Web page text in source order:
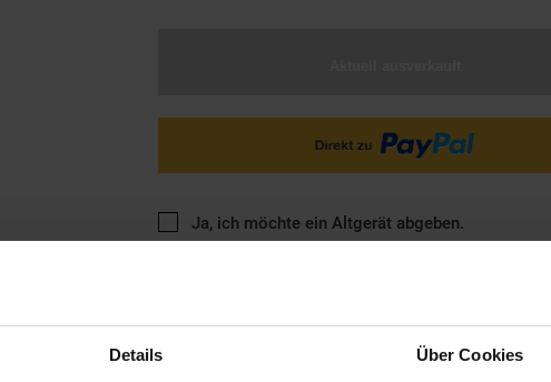
Details Über Cookies
Ja, ich möchte ein Altgerät abgeben.